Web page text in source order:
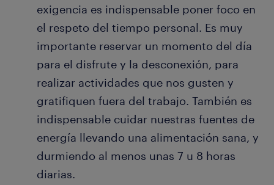
exigencia es indispensable poner foco en
el respeto del tiempo personal. Es muy
importante reservar un momento del día
para el disfrute y la desconexión, para
realizar actividades que nos gusten y
gratifiquen fuera del trabajo. También es
indispensable cuidar nuestras fuentes de
energía llevando una alimentación sana, y
durmiendo al menos unas 7 u 8 horas
diarias.